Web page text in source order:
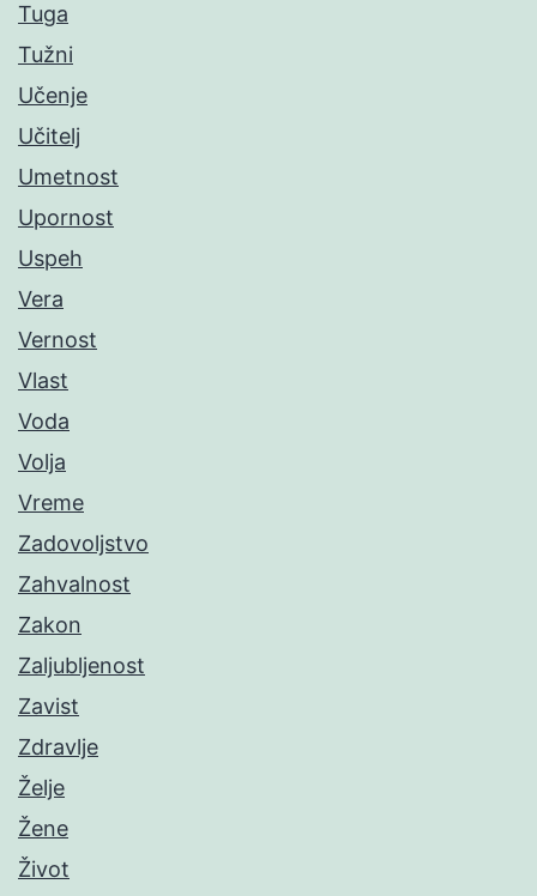
Tuga
Tužni
Učenje
Učitelj
Umetnost
Upornost
Uspeh
Vera
Vernost
Vlast
Voda
Volja
Vreme
Zadovoljstvo
Zahvalnost
Zakon
Zaljubljenost
Zavist
Zdravlje
Želje
Žene
Život